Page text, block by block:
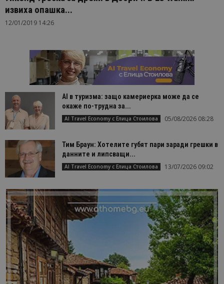
извиха опашка...
12/01/2019 14:26
AI в туризма: защо камериерка може да се
окаже по-трудна за...
AI Travel Economy с Елица Стоилова 05/08/2026 08:28
Тим Браун: Хотелите губят пари заради грешки в
данните и липсващи...
AI Travel Economy с Елица Стоилова 13/07/2026 09:02